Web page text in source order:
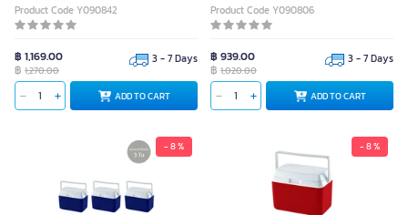
Product Code Y090842
฿ 1,169.00
฿ 1,270.00
3 - 7 Days
ADD TO CART
Product Code Y090806
฿ 939.00
฿ 1,020.00
3 - 7 Days
ADD TO CART
- 8 % - 8 %